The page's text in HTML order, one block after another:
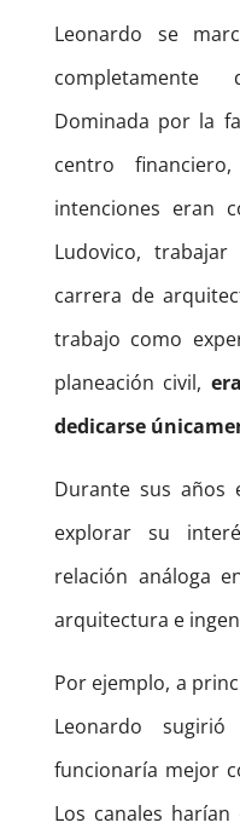
Leonardo se
Dominada por la
centro
intenciones eran
Ludovico,
carrera de
trabajo como
planeación civil,
dedicarse
Durante sus años
explorar su
relación análoga
arquitectura e
Por ejemplo, a
Leonardo
funcionaría mejor
Los canales